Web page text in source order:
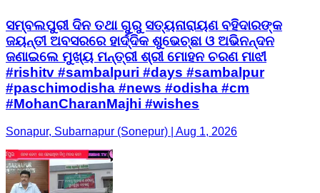
ସମ୍ବଲପୁରୀ ଦିନ ତଥା ଗୁରୁ ସତ୍ୟନାରାୟଣ ବହିଦାରଙ୍କ
ଜୟନ୍ତୀ ଅବସରରେ ହାର୍ଦ୍ଦିକ ଶୁଭେଚ୍ଛା ଓ ଅଭିନନ୍ଦନ
ଜଣାଇଲେ ମୁଖ୍ୟ ମନ୍ତ୍ରୀ ଶ୍ରୀ ମୋହନ ଚରଣ ମାଝୀ
#rishitv #sambalpuri #days #sambalpur
#paschimodisha #news #odisha #cm
#MohanCharanMajhi #wishes
Sonapur, Subarnapur (Sonepur) | Aug 1, 2026